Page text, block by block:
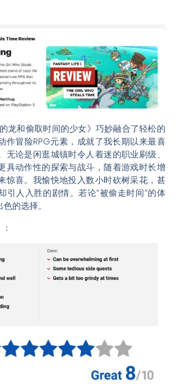
龙和偷取时间的少女》巧妙融合了轻松的
作冒险RPG元素，成就了我长期以来最喜
无论是闲逛城镇时令人着迷的职业刷级、
具动作性的探索与战斗，随着游戏时长增
惊喜。我愉快地投入数小时砍树采花，甚
引人入胜的剧情。若论”被偷走时间”的体
的选择。